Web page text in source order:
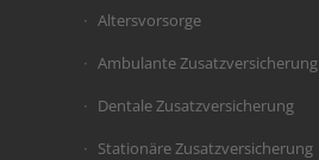
Altersvorsorge
Ambulante Zusatzversicherung
Dentale Zusatzversicherung
Stationäre Zusatzversicherung